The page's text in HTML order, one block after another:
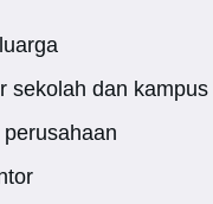
sekolah dan kampus